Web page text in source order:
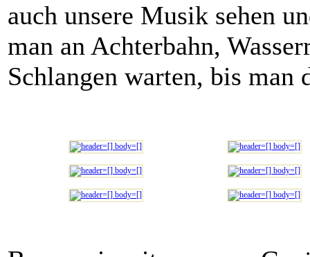
auch unsere Musik sehen
man an Achterbahn,
Schlangen warten, bis man